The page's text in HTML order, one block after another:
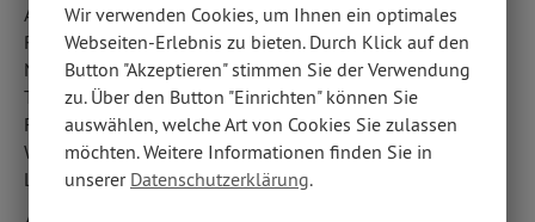
Aufmerksamkeitsassistent
Regensensor
Notrufsystem
Traktionskontrolle
Fahrlichtautomatik
Wegfahrsperre
Lichtsensor
Wir verwenden Cookies, um Ihnen ein optimales
Webseiten-Erlebnis zu bieten. Durch Klick auf den
Button "Akzeptieren" stimmen Sie der Verwendung
zu. Über den Button "Einrichten" können Sie
auswählen, welche Art von Cookies Sie zulassen
möchten. Weitere Informationen finden Sie in
unserer Datenschutzerklärung.